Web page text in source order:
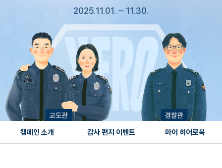
2025.11.01. ~ 11.30.
캠페인 소개 감사 편지 이벤트 마이 히어로북